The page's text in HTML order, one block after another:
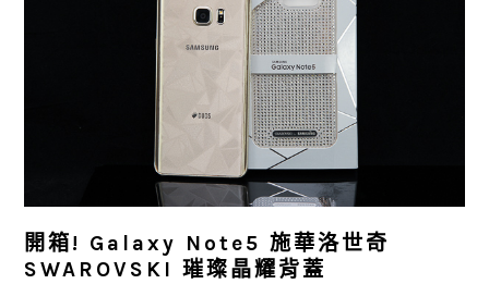
開箱! Galaxy Note5 施華洛世奇
SWAROVSKI 璀璨晶耀背蓋